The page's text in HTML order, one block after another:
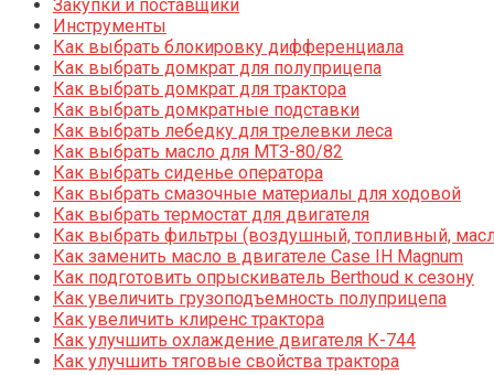
Закупки и поставщики
Инструменты
Как выбрать блокировку дифференциала
Как выбрать домкрат для полуприцепа
Как выбрать домкрат для трактора
Как выбрать домкратные подставки
Как выбрать лебедку для трелевки леса
Как выбрать масло для МТЗ-80/82
Как выбрать сиденье оператора
Как выбрать смазочные материалы для ходовой
Как выбрать термостат для двигателя
Как выбрать фильтры (воздушный, топливный,
Как заменить масло в двигателе Case IH Magnum
Как подготовить опрыскиватель Berthoud к сезону
Как увеличить грузоподъемность полуприцепа
Как увеличить клиренс трактора
Как улучшить охлаждение двигателя К-744
Как улучшить тяговые свойства трактора